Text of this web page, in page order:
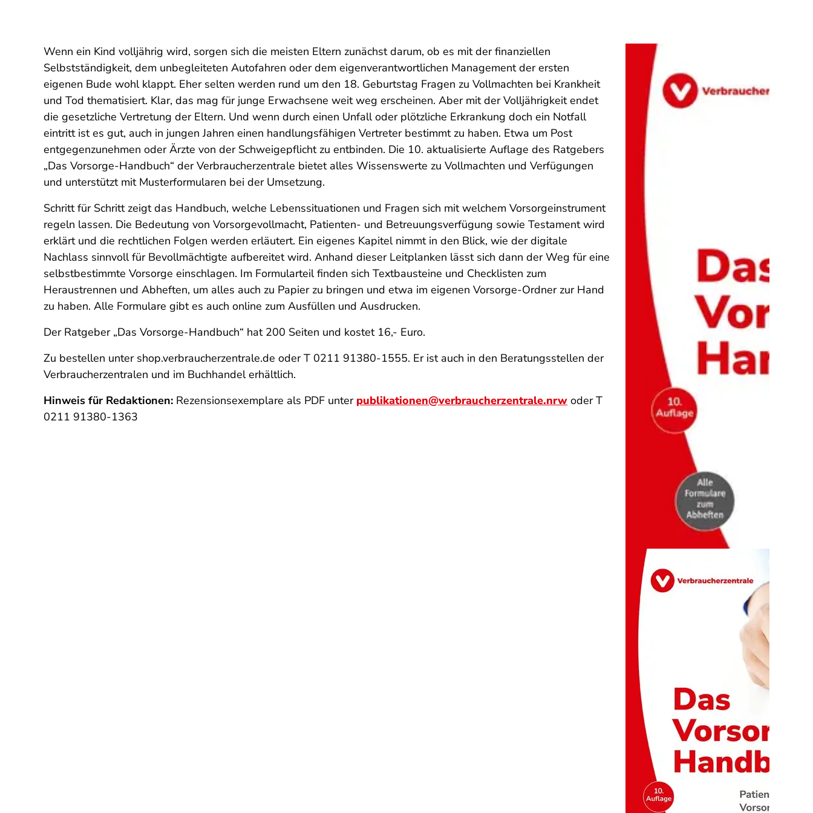
Wenn ein Kind volljährig wird, sorgen sich die meisten Eltern zunächst darum, ob es mit der finanziellen
Selbstständigkeit, dem unbegleiteten Autofahren oder dem eigenverantwortlichen Management der ersten
eigenen Bude wohl klappt. Eher selten werden rund um den 18. Geburtstag Fragen zu Vollmachten bei Krankheit
und Tod thematisiert. Klar, das mag für junge Erwachsene weit weg erscheinen. Aber mit der Volljährigkeit endet
die gesetzliche Vertretung der Eltern. Und wenn durch einen Unfall oder plötzliche Erkrankung doch ein Notfall
eintritt ist es gut, auch in jungen Jahren einen handlungsfähigen Vertreter bestimmt zu haben. Etwa um Post
entgegenzunehmen oder Ärzte von der Schweigepflicht zu entbinden. Die 10. aktualisierte Auflage des Ratgebers
„Das Vorsorge-Handbuch“ der Verbraucherzentrale bietet alles Wissenswerte zu Vollmachten und Verfügungen
und unterstützt mit Musterformularen bei der Umsetzung.
Schritt für Schritt zeigt das Handbuch, welche Lebenssituationen und Fragen sich mit welchem Vorsorgeinstrument
regeln lassen. Die Bedeutung von Vorsorgevollmacht, Patienten- und Betreuungsverfügung sowie Testament wird
erklärt und die rechtlichen Folgen werden erläutert. Ein eigenes Kapitel nimmt in den Blick, wie der digitale
Nachlass sinnvoll für Bevollmächtigte aufbereitet wird. Anhand dieser Leitplanken lässt sich dann der Weg für eine
selbstbestimmte Vorsorge einschlagen. Im Formularteil finden sich Textbausteine und Checklisten zum
Heraustrennen und Abheften, um alles auch zu Papier zu bringen und etwa im eigenen Vorsorge-Ordner zur Hand
zu haben. Alle Formulare gibt es auch online zum Ausfüllen und Ausdrucken.
Der Ratgeber „Das Vorsorge-Handbuch“ hat 200 Seiten und kostet 16,- Euro.
Zu bestellen unter shop.verbraucherzentrale.de oder T 0211 91380-1555. Er ist auch in den Beratungsstellen der
Verbraucherzentralen und im Buchhandel erhältlich.
Hinweis für Redaktionen: Rezensionsexemplare als PDF unter publikationen@verbraucherzentrale.nrw oder T
0211 91380-1363